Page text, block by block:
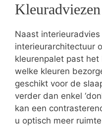
Kleuradviezen
Naast
interieurarchitectuur
kleurenpalet past het
welke kleuren
geschikt voor de
verder dan enkel
kan een
u optisch meer